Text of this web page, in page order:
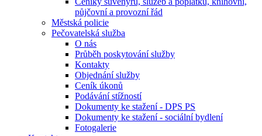
půjčovní a provozní řád
Městská policie
Pečovatelská služba
O nás
Průběh poskytování služby
Kontakty
Objednání služby
Ceník úkonů
Podávání stížností
Dokumenty ke stažení - DPS PS
Dokumenty ke stažení - sociální bydlení
Fotogalerie